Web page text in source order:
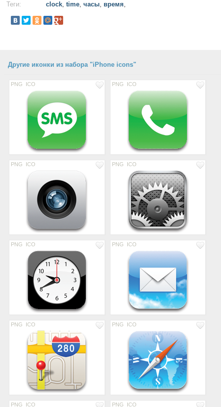
Теги: clock, time, часы, время,
Другие иконки из набора "iPhone icons"
PNG ICO PNG ICO
PNG ICO PNG ICO
PNG ICO PNG ICO
PNG ICO PNG ICO
PNG ICO PNG ICO